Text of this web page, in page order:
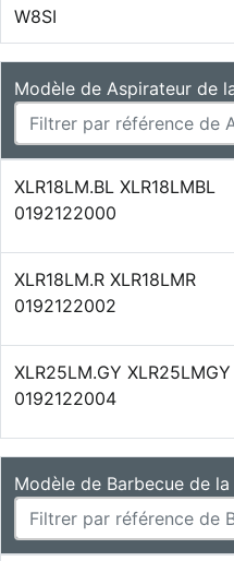
W8SI
Modèle de Aspirateur de
XLR18LM.BL XLR18LMBL
0192122000
XLR18LM.R XLR18LMR
0192122002
XLR25LM.GY XLR25LMGY
0192122004
Modèle de Barbecue de la